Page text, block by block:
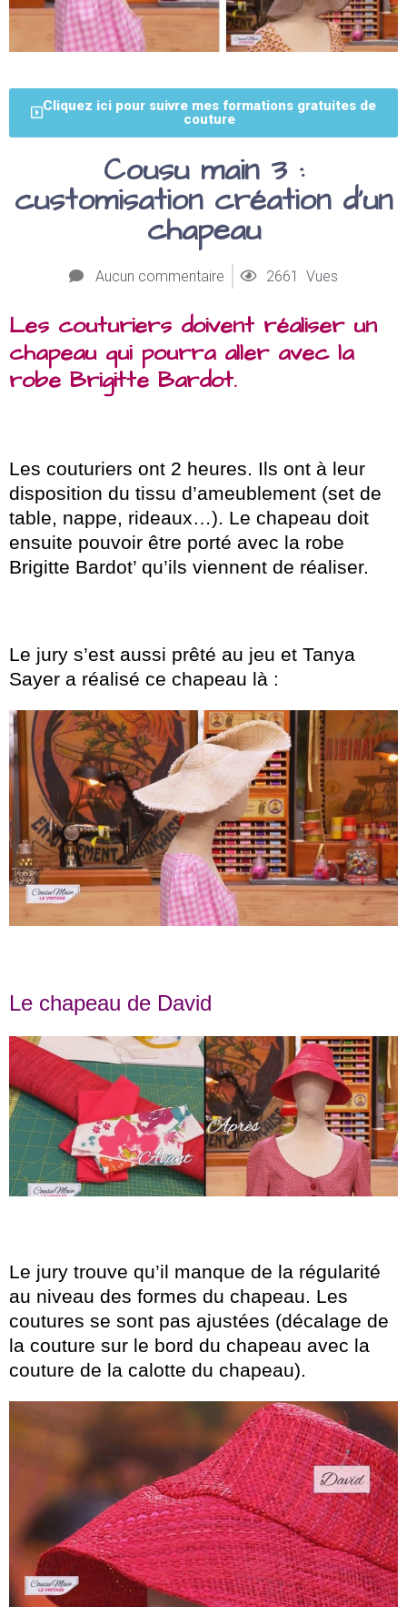
Cliquez ici pour suivre mes formations gratuites de
couture
Cousu main 3 :
customisation création d’un
chapeau
Aucun commentaire 2661 Vues
Les couturiers doivent réaliser un
chapeau qui pourra aller avec la
robe Brigitte Bardot.
Les couturiers ont 2 heures. Ils ont à leur
disposition du tissu d’ameublement (set de
table, nappe, rideaux…). Le chapeau doit
ensuite pouvoir être porté avec la robe
Brigitte Bardot’ qu’ils viennent de réaliser.
Le jury s’est aussi prêté au jeu et Tanya
Sayer a réalisé ce chapeau là :
Le chapeau de David
Le jury trouve qu’il manque de la régularité
au niveau des formes du chapeau. Les
coutures se sont pas ajustées (décalage de
la couture sur le bord du chapeau avec la
couture de la calotte du chapeau).